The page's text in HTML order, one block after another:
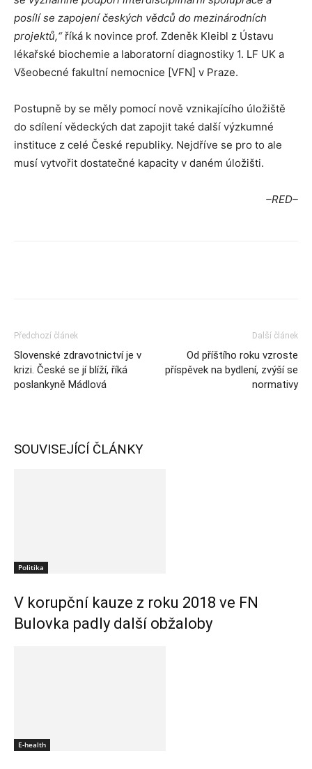
posílí se zapojení českých vědců do mezinárodních
projektů,“říká k novince prof. Zdeněk Kleibl z Ústavu
lékařské biochemie a laboratorní diagnostiky 1. LF UK a
Všeobecné fakultní nemocnice [VFN] v Praze.
Postupně by se měly pomocí nově vznikajícího úložiště
do sdílení vědeckých dat zapojit také další výzkumné
instituce z celé České republiky. Nejdříve se pro to ale
musí vytvořit dostatečné kapacity v daném úložišti.
–RED–
Předchozí článek
Slovenské zdravotnictví je v
krizi. České se jí blíží, říká
poslankyně Mádlová
Další článek
Od příštího roku vzroste
příspěvek na bydlení, zvýší se
normativy
SOUVISEJÍCÍ ČLÁNKY
Politika
V korupční kauze z roku 2018 ve FN
Bulovka padly další obžaloby
E-health